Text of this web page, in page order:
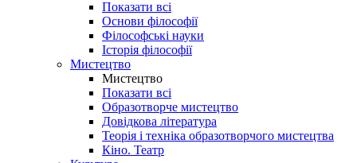
Показати всі
Основи філософії
Філософські науки
Історія філософії
Мистецтво
Мистецтво
Показати всі
Образотворче мистецтво
Довідкова література
Теорія і техніка образотворчого мистецтва
Кіно. Театр